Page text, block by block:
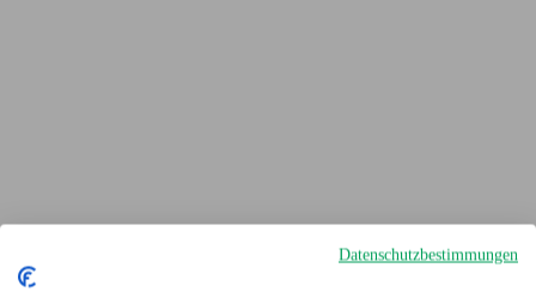
Datenschutzbestimmungen